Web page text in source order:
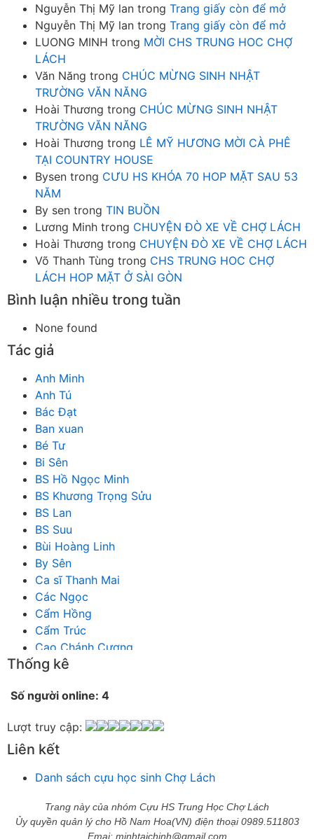
Nguyễn Thị Mỹ lan trong Trang giấy còn để mở
Nguyễn Thị Mỹ lan trong Trang giấy còn để mở
LUONG MINH trong MỜI CHS TRUNG HOC CHỢ
LÁCH
Văn Năng trong CHÚC MỪNG SINH NHẬT
TRƯỜNG VĂN NĂNG
Hoài Thương trong CHÚC MỪNG SINH NHẬT
TRƯỜNG VĂN NĂNG
Hoài Thương trong LÊ MỸ HƯƠNG MỜI CÀ PHÊ
TẠI COUNTRY HOUSE
Bysen trong CƯU HS KHÓA 70 HOP MẶT SAU 53
NĂM
By sen trong TIN BUỒN
Lương Minh trong CHUYỆN ĐÒ XE VỀ CHỢ LÁCH
Hoài Thương trong CHUYỆN ĐÒ XE VỀ CHỢ LÁCH
Võ Thanh Tùng trong CHS TRUNG HOC CHỢ
LÁCH HOP MẶT Ở SÀI GÒN
Bình luận nhiều trong tuần
None found
Tác giả
Anh Minh
Anh Tú
Bác Đạt
Ban xuan
Bé Tư
Bi Sên
BS Hồ Ngọc Minh
BS Khương Trọng Sửu
BS Lan
BS Suu
Bùi Hoàng Linh
By Sên
Ca sĩ Thanh Mai
Các Ngọc
Cẩm Hồng
Cẩm Trúc
Cao Chánh Cương
Cao Nhật Quyên
Chích Chị
Chu Trầm Nguyên Minh
Cò Bằng
Công Bình
Công Minh
Dang Chi
Thống kê
Số người online: 4
Lượt truy cập:
Liên kết
Danh sách cựu học sinh Chợ Lách
Trang này của nhóm Cựu HS Trung Học Chợ Lách
Ủy quyền quản lý cho Hồ Nam Hoa(VN) điện thoại 0989.511803
Emai: minhtaichinh@gmail.com